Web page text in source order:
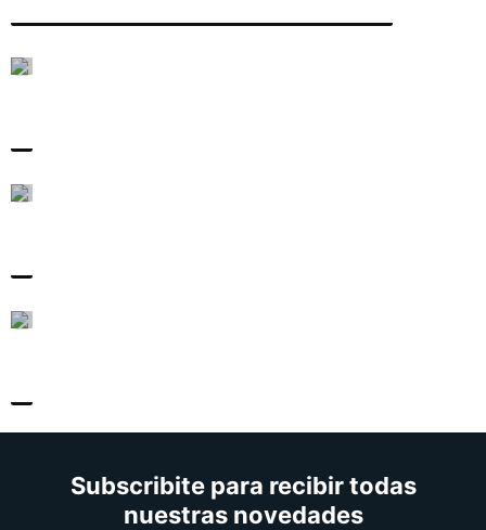
Subscribite para recibir todas
nuestras novedades